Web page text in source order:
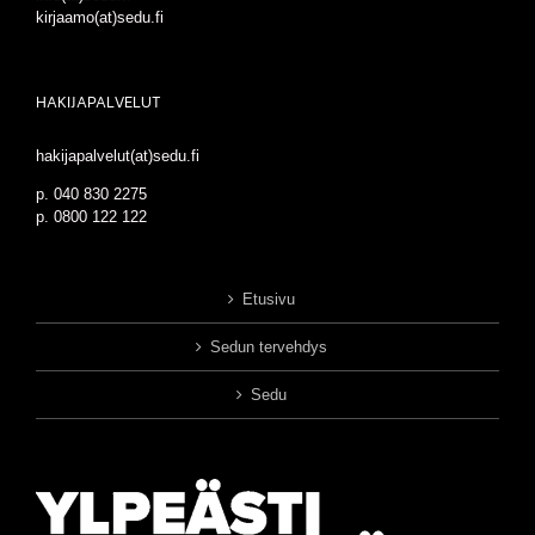
kirjaamo(at)sedu.fi
HAKIJAPALVELUT
hakijapalvelut(at)sedu.fi
p. 040 830 2275
p. 0800 122 122
Etusivu
Sedun tervehdys
Sedu